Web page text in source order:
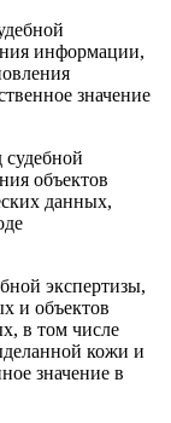
информации,
значение
судебной
объектов
данных,
экспертизы,
и объектов
в том числе
кожи и
значение в